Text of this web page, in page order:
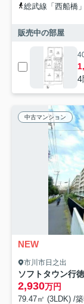
総武線「西船橋
販売中の部屋
4
中古マンション
NEW
市川市日之出
ソフトタウン行
2,930万円
79.47㎡ (3LDK) /